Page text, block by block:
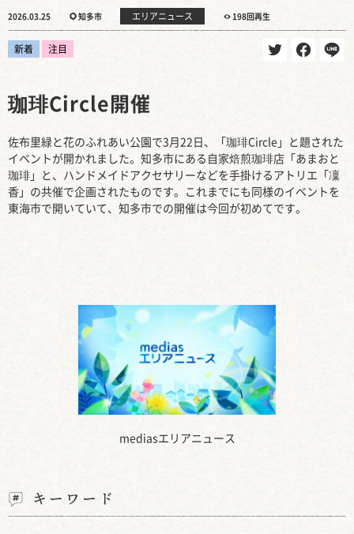
2026.03.25 知多市 エリアニュース 198回再生
新着 注目
mediasエリアニュース
珈琲Circle開催
佐布里緑と花のふれあい公園で3月22日、「珈琲Circle」と題された
イベントが開かれました。知多市にある自家焙煎珈琲店「あまおと
珈琲」と、ハンドメイドアクセサリーなどを手掛けるアトリエ「凜
香」の共催で企画されたものです。これまでにも同様のイベントを
東海市で開いていて、知多市での開催は今回が初めてです。
キーワード